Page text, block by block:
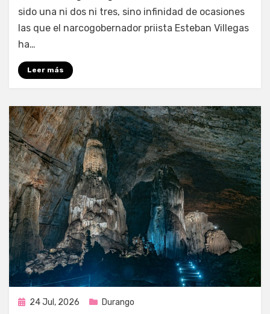
sido una ni dos ni tres, sino infinidad de ocasiones
las que el narcogobernador priista Esteban Villegas
ha…
Leer más
Publicada
24 Jul, 2026 Durango